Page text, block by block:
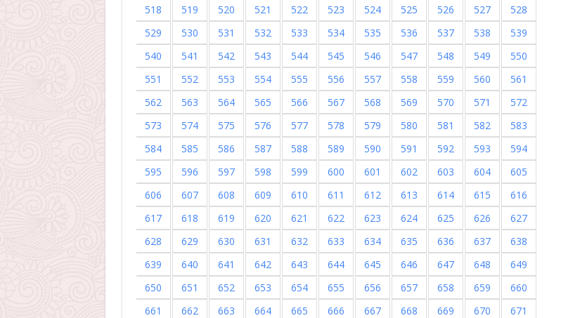
518 519 520 521 522 523 524 525 526 527
528
529
530 531 532 533 534 535 536 537 538
539
540
541 542 543 544 545 546 547 548 549
550
551
552 553 554 555 556 557 558 559 560
561
562
563 564 565 566 567 568 569 570 571
572
573
574 575 576 577 578 579 580 581 582
583
584
585 586 587 588 589 590 591 592 593
594
595
596 597 598 599 600 601 602 603 604
605
606
607 608 609 610 611 612 613 614 615
616
617
618 619 620 621 622 623 624 625 626
627
628
629 630 631 632 633 634 635 636 637
638
639
640 641 642 643 644 645 646 647 648
649
650
651 652 653 654 655 656 657 658 659
660
661
662 663 664 665 666 667 668 669 670
671